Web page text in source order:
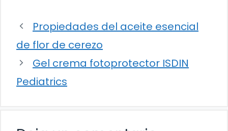
Propiedades del aceite esencial
de flor de cerezo
Gel crema fotoprotector ISDIN
Pediatrics